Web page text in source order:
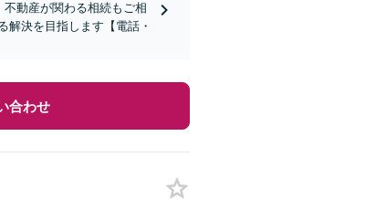
不動産が関わる相続もご相
解決を目指します【電話・
合わせ